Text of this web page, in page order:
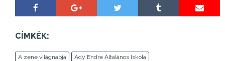
CÍMKÉK:
A zene világnapja
Ady Endre Általános Iskola